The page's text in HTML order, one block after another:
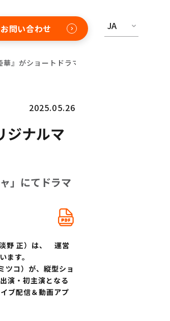
お問い合わせ JA
』がショートドラマ化決定！
2025.05.26
ジナルマ
」にてドラマ
野 正）は、 運営
ます。
ツコ）が、縦型ショ
演・初主演となる
ブ配信＆動画アプ